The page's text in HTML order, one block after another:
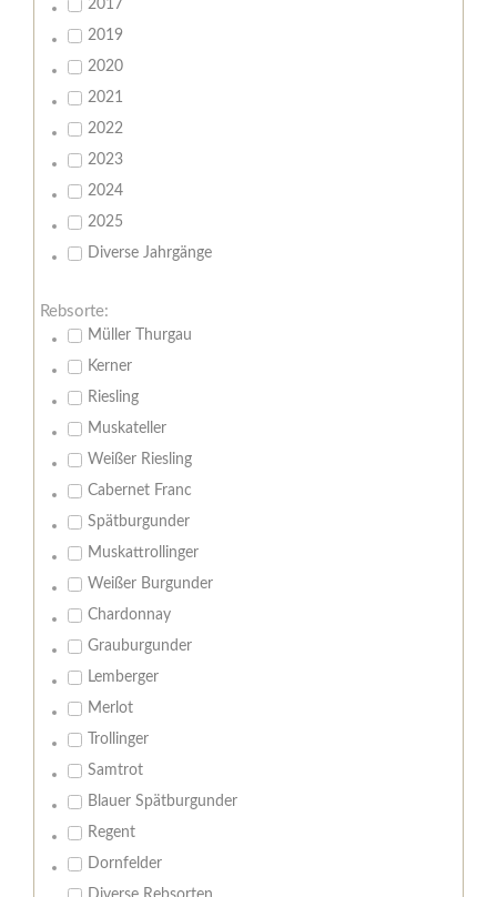
2017
2019
2020
2021
2022
2023
2024
2025
Diverse Jahrgänge
Rebsorte:
Müller Thurgau
Kerner
Riesling
Muskateller
Weißer Riesling
Cabernet Franc
Spätburgunder
Muskattrollinger
Weißer Burgunder
Chardonnay
Grauburgunder
Lemberger
Merlot
Trollinger
Samtrot
Blauer Spätburgunder
Regent
Dornfelder